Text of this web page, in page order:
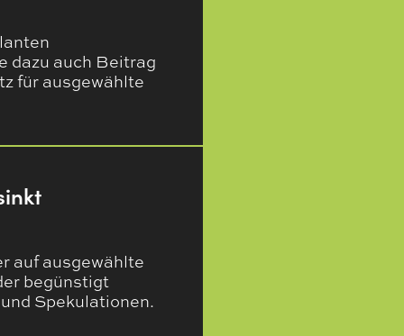
dazu auch Beitrag
für ausgewählte
auf ausgewählte
begünstigt
Spekulationen.